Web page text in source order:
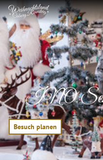
INO
Besuch planen